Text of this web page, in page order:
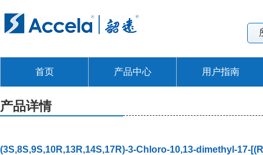
首页 产品中心 用户指南
产品详情
(3S,8S,9S,10R,13R,14S,17R)-3-Chloro-10,13-dimethyl-17-